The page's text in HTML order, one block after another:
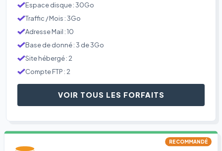
Espace disque : 30Go
Traffic / Mois : 3Go
Adresse Mail : 10
Base de donné : 3 de 3Go
Site hébergé : 2
Compte FTP : 2
VOIR TOUS LES FORFAITS
RECOMMANDÉ